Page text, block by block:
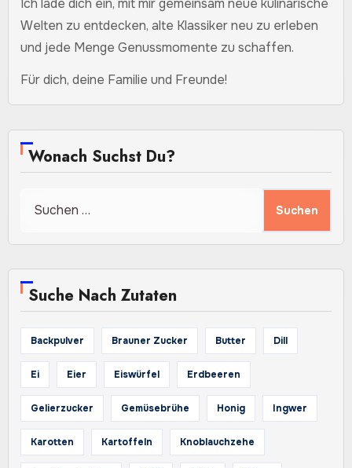
Ich lade dich ein, mit mir gemeinsam neue kulinarische
Welten zu entdecken, alte Klassiker neu zu erleben
und jede Menge Genussmomente zu schaffen.
Für dich, deine Familie und Freunde!
Wonach Suchst Du?
nach:
Suche Nach Zutaten
Backpulver Brauner Zucker Butter Dill
Ei Eier Eiswürfel Erdbeeren
Gelierzucker Gemüsebrühe Honig Ingwer
Karotten Kartoffeln Knoblauchzehe